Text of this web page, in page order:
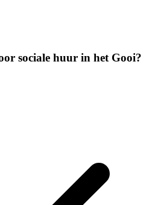
sociale huur in het Gooi?